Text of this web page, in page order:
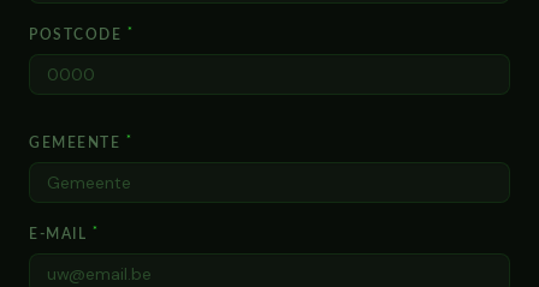
POSTCODE *
GEMEENTE *
E-MAIL *